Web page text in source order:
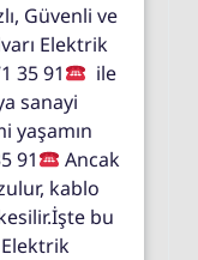
Güvenli ve
Elektrik
35 91
ile
sanayi
yaşamın
91
Ancak
kablo
bu